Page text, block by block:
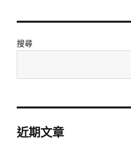
搜尋
近期文章